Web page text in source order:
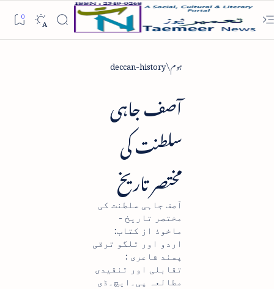
ہوم deccan-history
آصف جاہی
سلطنت کی
مختصر تاریخ
آصف جاہی سلطنت کی
مختصر تاریخ -
ماخوذ از کتاب:
اردو اور تلگو ترقی
پسند شاعری :
تقابلی اور تنقیدی
مطالعہ پی۔ایچ۔ڈی